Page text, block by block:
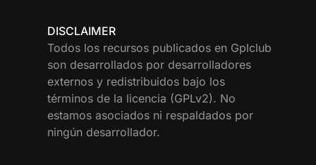
DISCLAIMER
Todos los recursos publicados en Gplclub
son desarrollados por desarrolladores
externos y redistribuidos bajo los
términos de la licencia (GPLv2). No
estamos asociados ni respaldados por
ningún desarrollador.